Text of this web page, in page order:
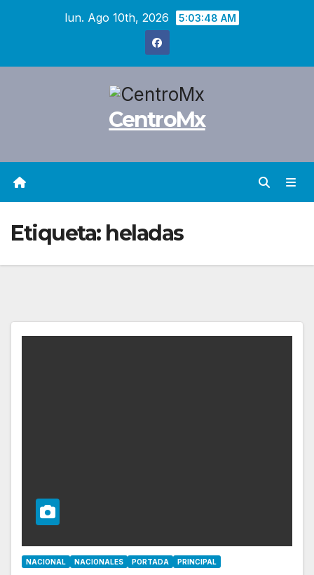
lun. Ago 10th, 2026 5:03:49 AM
CentroMx
Etiqueta: heladas
NACIONAL NACIONALES PORTADA PRINCIPAL